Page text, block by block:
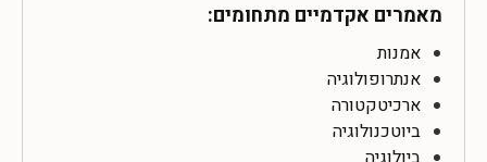
מאמרים אקדמיים מתחומים:
אמנות
אנתרופולוגיה
ארכיטקטורה
ביוטכנולוגיה